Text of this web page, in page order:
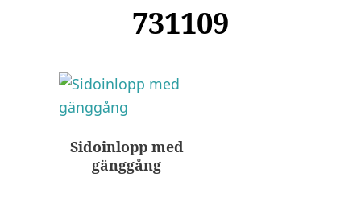
731109
Sidoinlopp med
gänggång